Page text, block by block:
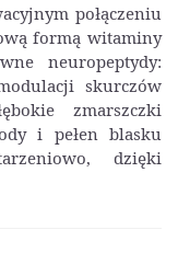
połączeniu
formą witaminy
neuropeptydy:
skurczów
zmarszczki
i pełen blasku
dzięki